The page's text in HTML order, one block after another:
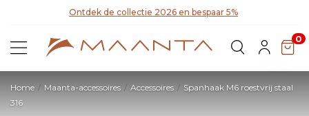
Ontdek de collectie 2026 en bespaar 5%
0
Home Maanta-accessoires Accessoires
Spanhaak M6 roestvrij staal
316